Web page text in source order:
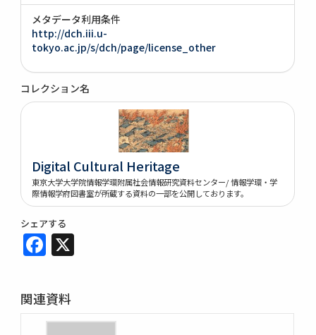
メタデータ利用条件
http://dch.iii.u-
tokyo.ac.jp/s/dch/page/license_other
コレクション名
Digital Cultural Heritage
東京大学大学院情報学環附属社会情報研究資料センター/ 情報学環・学
際情報学府図書室が所蔵する資料の一部を公開しております。
シェアする
Facebook
関連資料